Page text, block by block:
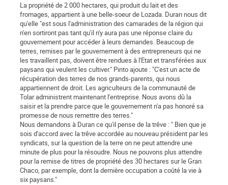
La propriété de 2 000 hectares, qui produit du lait et des
fromages, appartient à une belle-soeur de Lozada. Duran nous dit
qu'elle "est sous l'administration des camarades de la région qui
n'en sortiront pas tant qu'il n'y aura pas une réponse claire du
gouvernement pour accéder à leurs demandes. Beaucoup de
terres, remises par le gouvernement à des entrepreneurs qui ne
les travaillent pas, doivent être rendues à l'Etat et transférées aux
paysans qui veulent les cultiver." Pinto ajoute : "C'est un acte de
récupération des terres de nos grands-parents, qui nous
appartiennent de droit. Les agriculteurs de la communauté de
Tolar administrent maintenant l'entreprise. Nous avons dû la
saisir et la prendre parce que le gouvernement n'a pas honoré sa
promesse de nous remettre des terres."
Nous demandons à Duran ce qu'il pense de la trêve : " Bien que je
sois d'accord avec la trêve accordée au nouveau président par les
syndicats, sur la question de la terre on ne peut attendre une
minute de plus pour la résoudre. Nous ne pouvons plus attendre
pour la remise de titres de propriété des 30 hectares sur le Gran
Chaco, par exemple, dont la dernière occupation a coûté la vie à
six paysans."